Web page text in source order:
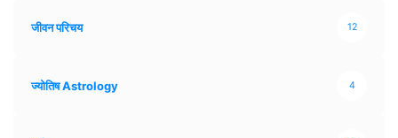
जीवन परिचय 12
ज्योतिष Astrology 4